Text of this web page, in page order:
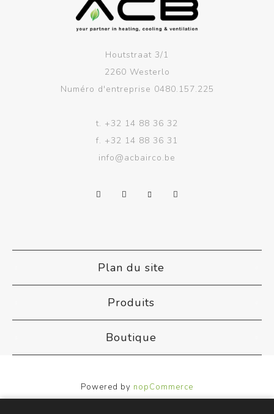
Houtstraat 3/1
2260 Westerlo
Numéro d'entreprise 0480.157.225
t. +32 14 88 36 32
f. +32 14 88 36 31
info@acbairco.be
Plan du site
Produits
Boutique
Powered by nopCommerce
Designed byNop-Templates.com